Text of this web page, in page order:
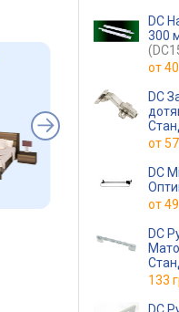
DC
300
от40
DC
от57
DC
от49
DC
133